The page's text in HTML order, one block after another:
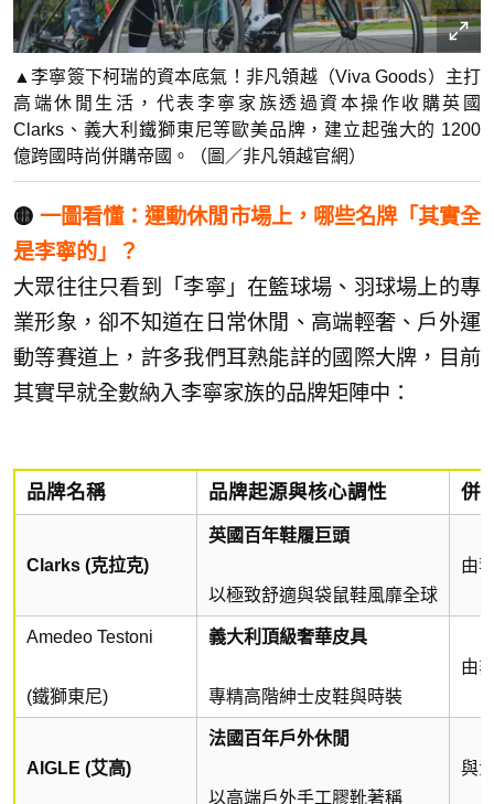
▲李寧簽下柯瑞的資本底氣！非凡領越（Viva Goods）主打
高端休閒生活，代表李寧家族透過資本操作收購英國
Clarks、義大利鐵獅東尼等歐美品牌，建立起強大的 1200
億跨國時尚併購帝國。（圖／非凡領越官網）
🟡一圖看懂：運動休閒市場上，哪些名牌「其實全
是李寧的」？
大眾往往只看到「李寧」在籃球場、羽球場上的專
業形象，卻不知道在日常休閒、高端輕奢、戶外運
動等賽道上，許多我們耳熟能詳的國際大牌，目前
其實早就全數納入李寧家族的品牌矩陣中：
品牌名稱 品牌起源與核心調性 併
Clarks (克拉克)
英國百年鞋履巨頭
以極致舒適與袋鼠鞋風靡全球
由
Amedeo Testoni
(鐵獅東尼)
義大利頂級奢華皮具
專精高階紳士皮鞋與時裝
由
AIGLE (艾高)
法國百年戶外休閒
以高端戶外手工膠靴著稱
與